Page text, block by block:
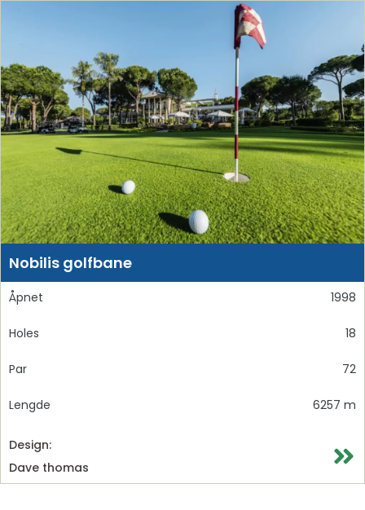
Nobilis golfbane
Åpnet 1998
Holes 18
Par 72
Lengde 6257 m
Design:
Dave thomas